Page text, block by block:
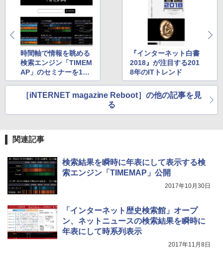
時間軸で情報を眺める
検索エンジン「TIMEM
AP」のセミナーを11
月30日に開催
『インターネット白書
2018』が注目する201
8年のITトレンド
［iNTERNET magazine Reboot］の他の記事を見
る
関連記事
検索結果を瞬時に年表にして表示する検
索エンジン「TIMEMAP」公開
2017年10月30日
「インターネット歴史検索館」オープ
ン、ネットニュースの検索結果を瞬時に
年表にして時系列表示
2017年11月8日